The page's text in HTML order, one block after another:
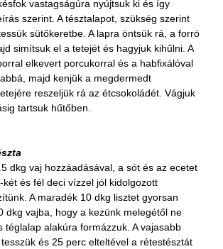
vastagságúra nyújtsuk ki és így
szerint. A tésztalapot, szükség szerint
sütőkeretbe. A lapra öntsük rá, a forró
simítsuk el a tetejét és hagyjuk kihűlni. A
elkevert porcukorral és a habfixálóval
majd kenjük a megdermedt
reszeljük rá az étcsokoládét. Vágjuk
tartsuk hűtőben.
dkg vaj hozzáadásával, a sót és az ecetet
két és fél deci vízzel jól kidolgozott
A maradék 10 dkg lisztet gyorsan
dkg vajba, hogy a kezünk melegétől ne
téglalap alakúra formázzuk. A vajasabb
és 25 perc elteltével a rétestésztát